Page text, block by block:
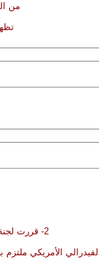
من
تظهر
2- قررت لجنة السياسة النقدية في البنك الفيدرالي الأمريكي الإبقاء على معدلات الفائدة دون تغيير عند النسبة 0.25%.